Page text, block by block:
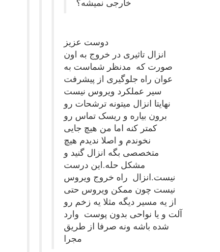
دوست عزیز
انزال تاثیری در خروج به اون
صورت که مدنظر شماست به
عوان راه جلوگیری از پیشرفت
سیر عملکرد ویروس نیست
نهایتا انزال میتونه ترشحات رو
برون بیاره و ریسک تماس رو
کمتر کنه اما من هیچ جایی
نخوندم و اصلا ندیدم هیچ
متخصصی بگه انزال گنید و
مشکل حله.این درست
نیست.انزال راه خروج ویروس
نیست چون ممکن ویروس حتی
از یه مسیر دیگه مثلا یه زخم رو
آلت و یا نواحی بدون پوست وارد
شده باشه ونه صرفا از طریق
مجرا